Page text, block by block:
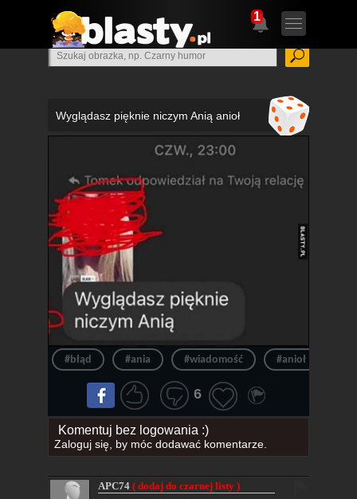
1
Wyglądasz pięknie niczym Anią anioł
#błąd #ania #wiadomość #anioł
6
Komentuj bez logowania :)
Zaloguj się, by móc dodawać komentarze.
APC74( dodaj do czarnej listy )